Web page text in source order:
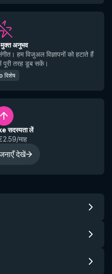
मुक्त अनुभव
हम विजुअल विज्ञापनों को हटाते हैं
पूरी तरह डूब सकें।
विशेष
सदस्यता लें
माह
देखें